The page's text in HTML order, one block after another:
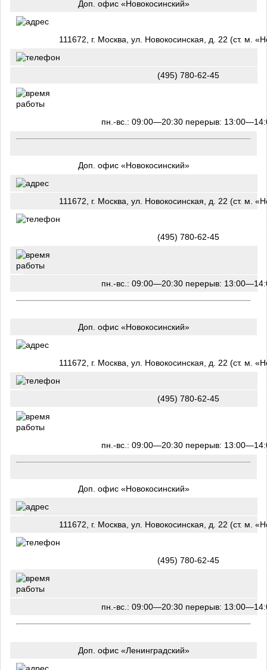
Доп. офис «Новокосинский»
111672, г. Москва, ул. Новокосинская, д. 22 (ст. м.
(495) 780-62-45
пн.-вс.: 09:00—20:30 перерыв:
Доп. офис «Новокосинский»
111672, г. Москва, ул. Новокосинская, д. 22 (ст. м.
(495) 780-62-45
пн.-вс.: 09:00—20:30 перерыв:
Доп. офис «Новокосинский»
111672, г. Москва, ул. Новокосинская, д. 22 (ст. м.
(495) 780-62-45
пн.-вс.: 09:00—20:30 перерыв:
Доп. офис «Новокосинский»
111672, г. Москва, ул. Новокосинская, д. 22 (ст. м.
(495) 780-62-45
пн.-вс.: 09:00—20:30 перерыв:
Доп. офис «Ленинградский»